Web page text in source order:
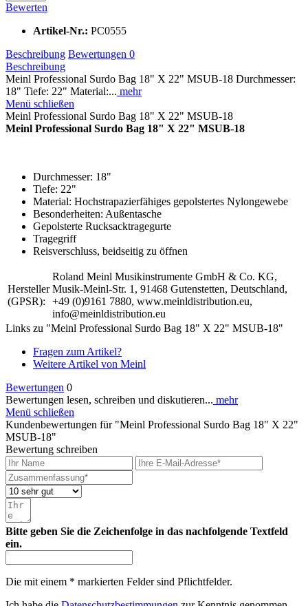
Bewerten
Artikel-Nr.: PC0555
Beschreibung Bewertungen 0
Beschreibung
Meinl Professional Surdo Bag 18" X 22" MSUB-18 Durchmesser:
18" Tiefe: 22" Material:... mehr
Menü schließen
Meinl Professional Surdo Bag 18" X 22" MSUB-18
Meinl Professional Surdo Bag 18" X 22" MSUB-18
Durchmesser: 18"
Tiefe: 22"
Material: Hochstrapazierfähiges gepolstertes Nylongewebe
Besonderheiten: Außentasche
Gepolsterte Rucksacktragegurte
Tragegriff
Reisverschluss, beidseitig zu öffnen
Hersteller
(GPSR):
Roland Meinl Musikinstrumente GmbH & Co. KG,
Musik-Meinl-Str. 1, 91468 Gutenstetten, Deutschland,
+49 (0)9161 7880, www.meinldistribution.eu,
info@meinldistribution.eu
Links zu "Meinl Professional Surdo Bag 18" X 22" MSUB-18"
Fragen zum Artikel?
Weitere Artikel von Meinl
Bewertungen 0
Bewertungen lesen, schreiben und diskutieren... mehr
Menü schließen
Kundenbewertungen für "Meinl Professional Surdo Bag 18" X 22"
MSUB-18"
Bewertung schreiben
Bitte geben Sie die Zeichenfolge in das nachfolgende Textfeld
ein.
Die mit einem * markierten Felder sind Pflichtfelder.